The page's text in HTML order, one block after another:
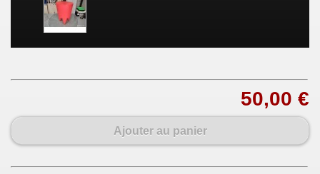
50,00 €
Ajouter au panier